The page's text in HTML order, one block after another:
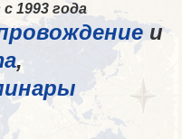
1993 года
и
,